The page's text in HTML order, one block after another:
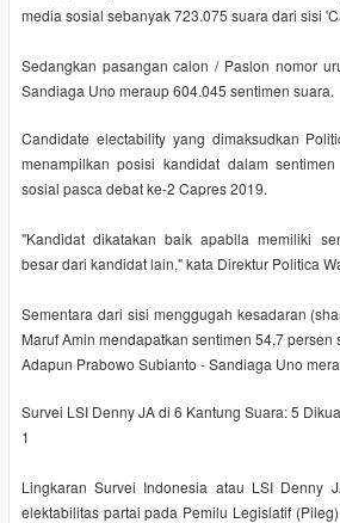
media sosial sebanyak 723.075 suara dari sisi
Sedangkan pasangan calon / Paslon nomor
Sandiaga Uno meraup 604.045 sentimen suara.
Candidate electability yang dimaksudkan
menampilkan posisi kandidat dalam
sosial pasca debat ke-2 Capres 2019.
"Kandidat dikatakan baik apabila memiliki
besar dari kandidat lain," kata Direktur Politica
Sementara dari sisi menggugah kesadaran
Maruf Amin mendapatkan sentimen 54,7 persen
Adapun Prabowo Subianto - Sandiaga Uno
Survei LSI Denny JA di 6 Kantung Suara: 5
1
Lingkaran Survei Indonesia atau LSI Denny
elektabilitas partai pada Pemilu Legislatif